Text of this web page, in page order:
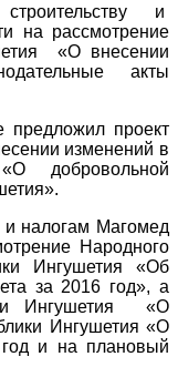
и
на рассмотрение
«О внесении
акты
предложил проект
изменений в
добровольной
налогам Магомед
Народного
Ингушетия «Об
за 2016 год», а
Ингушетия «О
Ингушетия «О
и на плановый